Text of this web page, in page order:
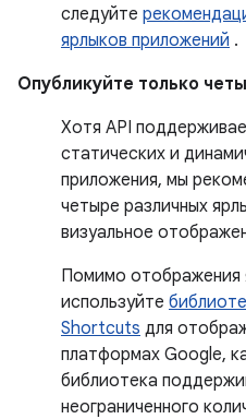
следуйте
ярлыков приложений .
Опубликуйте только
Хотя API
статических и
приложения, мы
четыре различных
визуальное
Помимо отображения
используйте
Shortcuts для
платформах Google,
библиотека
неограниченного